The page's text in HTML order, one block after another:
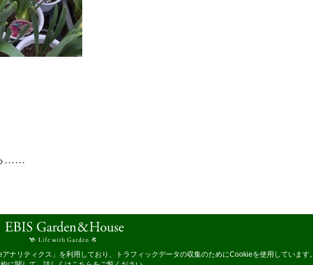
……
ナリティクス」を利用しており、トラフィックデータの収集のためにCookieを使用しています。